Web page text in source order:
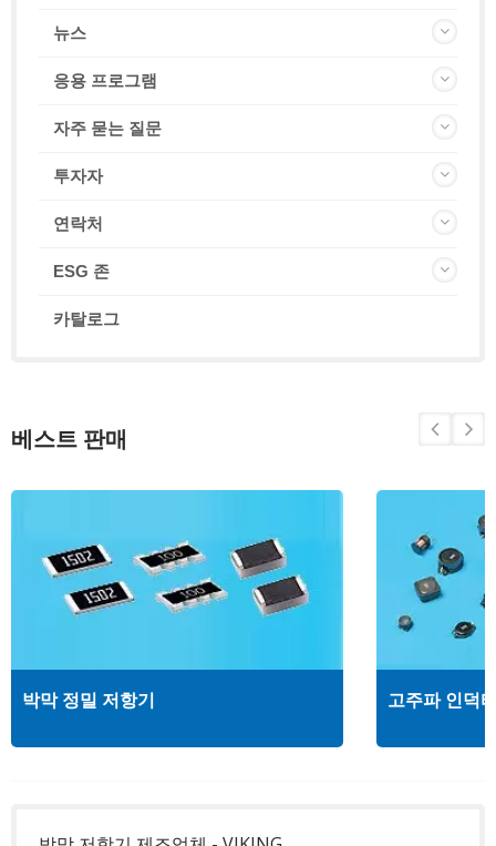
뉴스
응용 프로그램
자주 묻는 질문
투자자
연락처
ESG 존
카탈로그
베스트 판매
박막 정밀 저항기 고주파 인덕